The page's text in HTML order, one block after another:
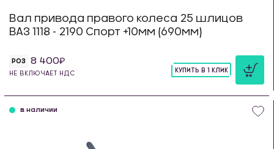
Вал привода правого колеса 25 шлицов
ВАЗ 1118 - 2190 Спорт +10мм (690мм)
РОЗ 8 400
НЕ ВКЛЮЧАЕТ НДС
КУПИТЬ В 1 КЛИК
в наличии